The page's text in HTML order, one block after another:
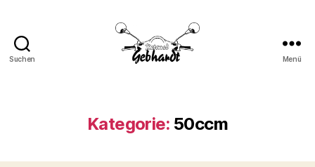
Suchen Menü
Kategorie: 50ccm